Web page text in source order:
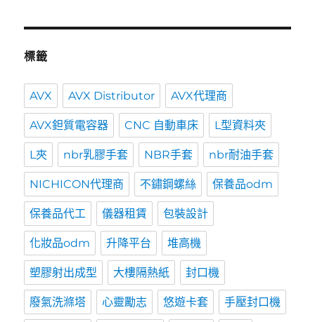
標籤
AVX AVX Distributor AVX代理商
AVX鉭質電容器 CNC 自動車床 L型資料夾
L夾 nbr乳膠手套 NBR手套 nbr耐油手套
NICHICON代理商 不鏽鋼螺絲 保養品odm
保養品代工 儀器租賃 包裝設計
化妝品odm 升降平台 堆高機
塑膠射出成型 大樓隔熱紙 封口機
廢氣洗滌塔 心靈勵志 悠遊卡套 手壓封口機